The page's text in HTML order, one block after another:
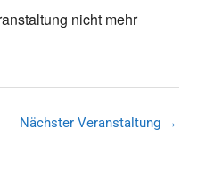
nicht mehr
Nächster Veranstaltung →